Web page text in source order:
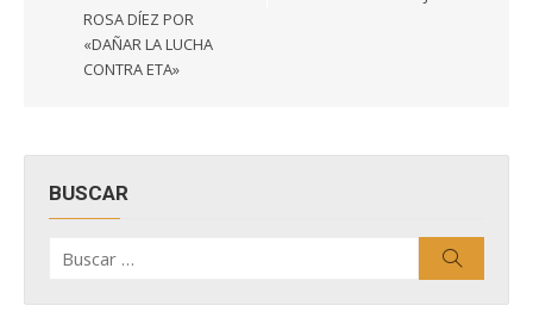
ROSA DÍEZ POR
«DAÑAR LA LUCHA
CONTRA ETA»
BUSCAR
por: